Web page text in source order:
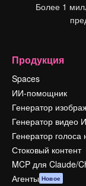
Более 1
Продукция
Spaces
ИИ-помощник
Генератор
Генератор видео
Генератор
Стоковый контент
MCP для Claude/
Агенты Новое